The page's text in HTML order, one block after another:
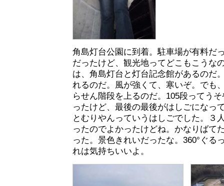
角島灯台公園に到着。駐車場が有料だ
だったけど、観光地ってどこもこうな
は、角島灯台と灯台記念館があるのだ
れるのだ。風が強くて、寒いぞ。でも
らせん階段を上るのだ。105段ってう
ったけど、最後の最後がはしごになっ
とむりやんっていうはしごでした。３
ったのでよかったけどね。かなりばて
った。景色きれいだったな。360°ぐる
れは気持ちいいよ。